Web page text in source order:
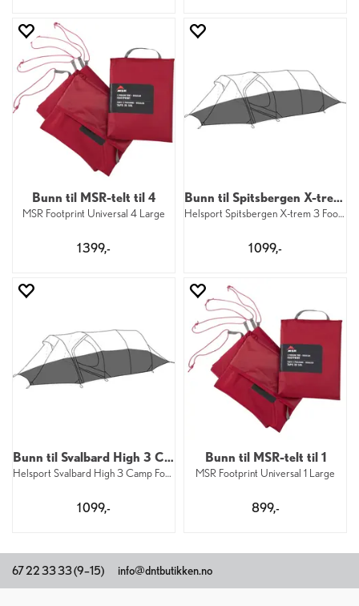
Bunn til MSR-telt til 4
MSR Footprint Universal 4 Large
1 399,-
Bunn til Spitsbergen X-trem 3 Camp
Helsport Spitsbergen X-trem 3 Footprint
1 099,-
Bunn til Svalbard High 3 Camp
Helsport Svalbard High 3 Camp Footprint
1 099,-
Bunn til MSR-telt til 1
MSR Footprint Universal 1 Large
899,-
67 22 33 33 (9–15) info@dntbutikken.no